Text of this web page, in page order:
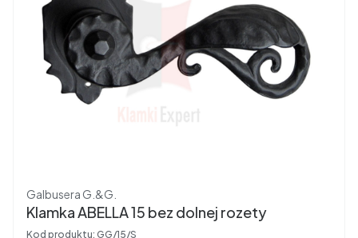
Producent
Galbusera G.&G.
Klamka ABELLA 15 bez dolnej rozety
Kod produktu: GG/15/S